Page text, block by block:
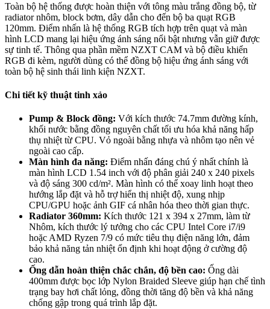
Toàn bộ hệ thống được hoàn thiện với tông màu trắng đồng bộ, từ
radiator nhôm, block bơm, dây dẫn cho đến bộ ba quạt RGB
120mm. Điểm nhấn là hệ thống RGB tích hợp trên quạt và màn
hình LCD mang lại hiệu ứng ánh sáng nổi bật nhưng vẫn giữ được
sự tinh tế. Thông qua phần mềm NZXT CAM và bộ điều khiển
RGB đi kèm, người dùng có thể đồng bộ hiệu ứng ánh sáng với
toàn bộ hệ sinh thái linh kiện NZXT.
Chi tiết kỹ thuật tinh xảo
Pump & Block đồng: Với kích thước 74.7mm đường kính,
khối nước bằng đồng nguyên chất tối ưu hóa khả năng hấp
thụ nhiệt từ CPU. Vỏ ngoài bằng nhựa và nhôm tạo nên vẻ
ngoài cao cấp.
Màn hình đa năng: Điểm nhấn đáng chú ý nhất chính là
màn hình LCD 1.54 inch với độ phân giải 240 x 240 pixels
và độ sáng 300 cd/m². Màn hình có thể xoay linh hoạt theo
hướng lắp đặt và hỗ trợ hiển thị nhiệt độ, xung nhịp
CPU/GPU hoặc ảnh GIF cá nhân hóa theo thời gian thực.
Radiator 360mm: Kích thước 121 x 394 x 27mm, làm từ
Nhôm, kích thước lý tưởng cho các CPU Intel Core i7/i9
hoặc AMD Ryzen 7/9 có mức tiêu thụ điện năng lớn, đảm
bảo khả năng tản nhiệt ổn định khi hoạt động ở cường độ
cao.
Ống dẫn hoàn thiện chắc chắn, độ bền cao: Ống dài
400mm được bọc lớp Nylon Braided Sleeve giúp hạn chế tình
trạng bay hơi chất lỏng, đồng thời tăng độ bền và khả năng
chống gập trong quá trình lắp đặt.